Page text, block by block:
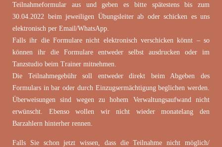
Teilnahmeformular aus und geben es bitte spätestens bis zum
30.04.2022 beim jeweiligen Übungsleiter ab oder schicken es uns
elektronisch per Email/WhatsApp.
Falls ihr die Formulare nicht elektronisch verschicken könnt – so
können ihr die Formulare entweder selbst ausdrucken oder im
Tanzstudio beim Trainer mitnehmen.
Die Teilnahmegebühr soll entweder direkt beim Abgeben des
Formulars in bar oder durch Einzugsermächtigung beglichen werden.
Überweisungen sind wegen zu hohem Verwaltungsaufwand nicht
erwünscht. Ebenso wollen wir nicht wieder monatelang den
Barzahlern hinterher rennen.
Falls Sie schon jetzt wissen, dass die Teilnahme nicht möglich/